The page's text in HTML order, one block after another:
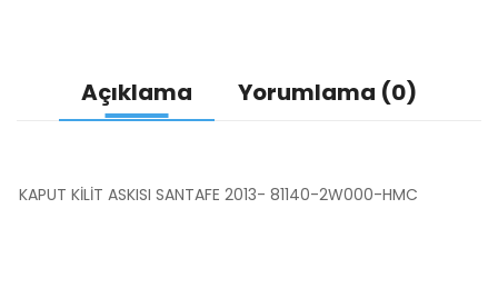
Açıklama Yorumlama (0)
KAPUT KİLİT ASKISI SANTAFE 2013- 81140-2W000-HMC